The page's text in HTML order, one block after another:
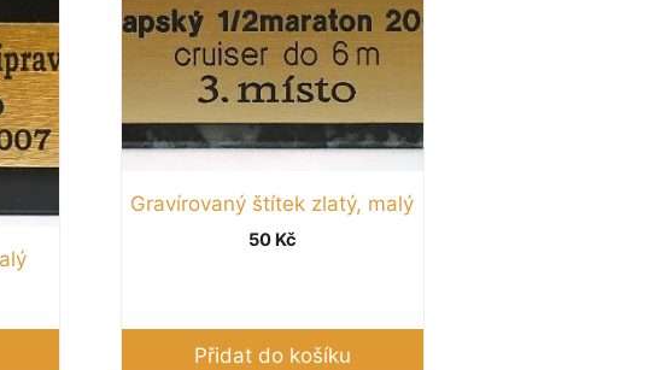
Gravírovaný štítek zlatý, malý
50 Kč
Přidat do košíku